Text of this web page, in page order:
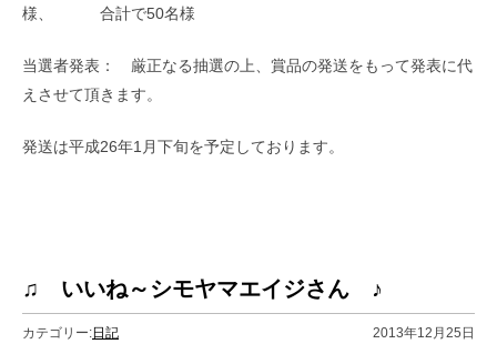
様、 合計で50名様
当選者発表： 厳正なる抽選の上、賞品の発送をもって発表に代
えさせて頂きます。
発送は平成26年1月下旬を予定しております。
♫ いいね～シモヤマエイジさん ♪
カテゴリー:日記 2013年12月25日